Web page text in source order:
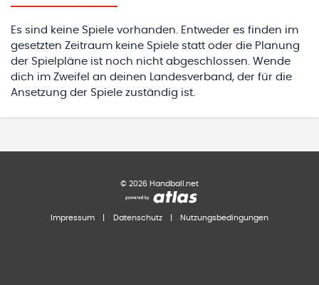
Es sind keine Spiele vorhanden. Entweder es finden im
gesetzten Zeitraum keine Spiele statt oder die Planung
der Spielpläne ist noch nicht abgeschlossen. Wende
dich im Zweifel an deinen Landesverband, der für die
Ansetzung der Spiele zuständig ist.
© 2026 Handball.net
Impressum Datenschutz Nutzungsbedingungen